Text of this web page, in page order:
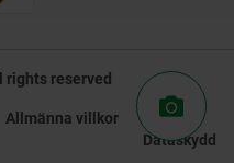
rights reserved
Allmänna villkor
Dataskydd